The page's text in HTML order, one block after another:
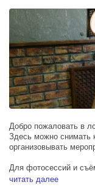
Добро пожаловать в
Здесь можно снимать
организовывать
Для фотосессий и
бумажными фото
читать далее